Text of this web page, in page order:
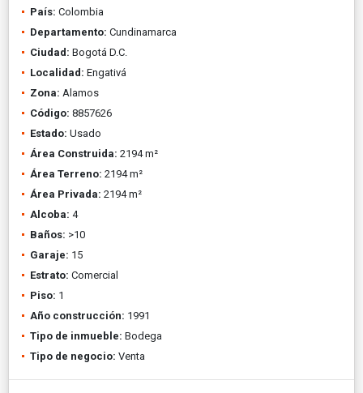
País: Colombia
Departamento: Cundinamarca
Ciudad: Bogotá D.C.
Localidad: Engativá
Zona: Alamos
Código: 8857626
Estado: Usado
Área Construida: 2194 m²
Área Terreno: 2194 m²
Área Privada: 2194 m²
Alcoba: 4
Baños: >10
Garaje: 15
Estrato: Comercial
Piso: 1
Año construcción: 1991
Tipo de inmueble: Bodega
Tipo de negocio: Venta